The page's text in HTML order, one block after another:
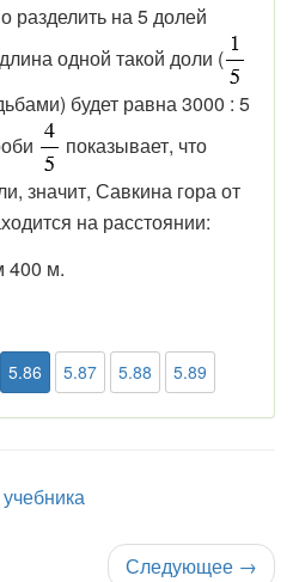
разделить на 5 долей
одной такой доли (
будет равна 3000 : 5
показывает, что
значит, Савкина гора от
на расстоянии:
400 м.
5.86 5.87 5.88 5.89
Следующее →